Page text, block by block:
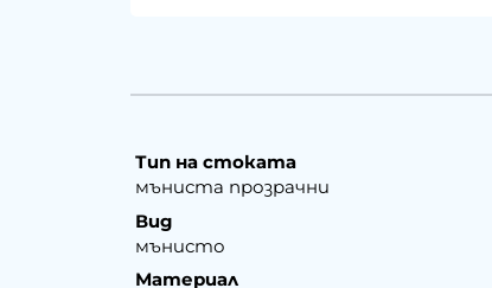
Тип на стоката
мъниста прозрачни
Вид
мънисто
Материал